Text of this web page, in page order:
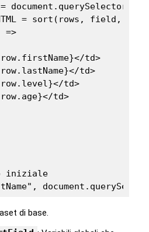
= sort(rows, field,
=>
td>
td>
td>
td>
iniziale
di base.